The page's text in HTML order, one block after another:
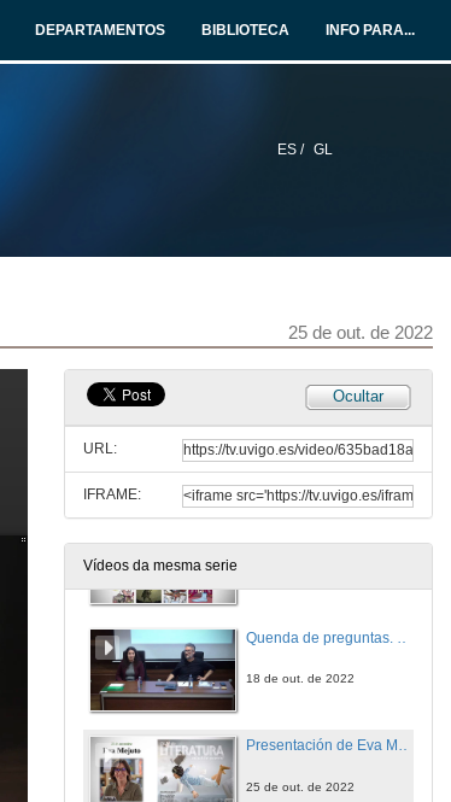
DEPARTAMENTOS BIBLIOTECA INFO PARA...
ES / GL
25 de out. de 2022
Ocultar
URL:
IFRAME:
Vídeos da mesma serie
4 de out. de 2022
18 de out. de 2022
18 de out. de 2022
Presentación de Eva Mejuto
25 de out. de 2022